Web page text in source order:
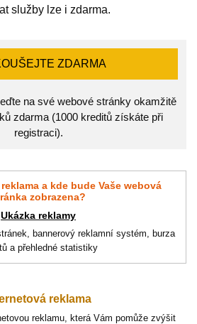
služby lze i zdarma.
ZDARMA
na své webové stránky okamžitě
zdarma (1000 kreditů získáte při
registraci).
a kde bude Vaše webová
zobrazena?
Ukázka reklamy
bannerový reklamní systém, burza
a přehledné statistiky
reklama
reklamu, která Vám pomůže zvýšit